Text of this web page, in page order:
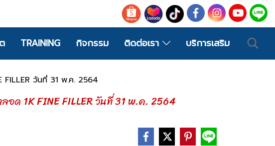
TRAINING กิจกรรม ติดต่อเรา บริการเสริม
วันที่ 31 พ.ค. 2564
ด 1K FINE FILLER วันที่ 31 พ.ค. 2564